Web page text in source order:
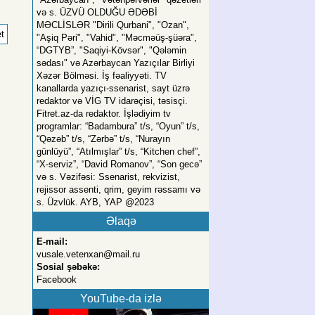
və s. ÜZVÜ OLDUĞU ƏDƏBİ
MƏCLİSLƏR "Dirili Qurbani", "Ozan",
"Aşiq Pəri", "Vahid", "Məcməüş-şüəra",
“DGTYB”, "Saqiyi-Kövsər", "Qələmin
sədası" və Azərbaycan Yazıçılar Birliyi
Xəzər Bölməsi. İş fəaliyyəti. TV
kanallarda yazıçı-ssenarist, sayt üzrə
redaktor və VİG TV idarəçisi, təsisçi.
Fitret.az-da redaktor. İşlədiyim tv
programlar: “Badambura” t/s, “Oyun” t/s,
“Qəzəb” t/s, “Zərbə” t/s, “Nurayın
günlüyü”, “Atılmışlar” t/s, “Kitchen chef”,
“X-serviz”, “David Romanov”, “Son gecə”
və s. Vəzifəsi: Ssenarist, rekvizist,
rejissor assenti, qrim, geyim rəssamı və
s. Üzvlük. AYB, YAP @2023
Əlaqə
E-mail:
vusale.vetenxan@mail.ru
Sosial şəbəkə:
Facebook
YouTube-da izlə